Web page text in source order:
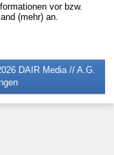
vor bzw.
(mehr) an.
DAIR Media // A.G.